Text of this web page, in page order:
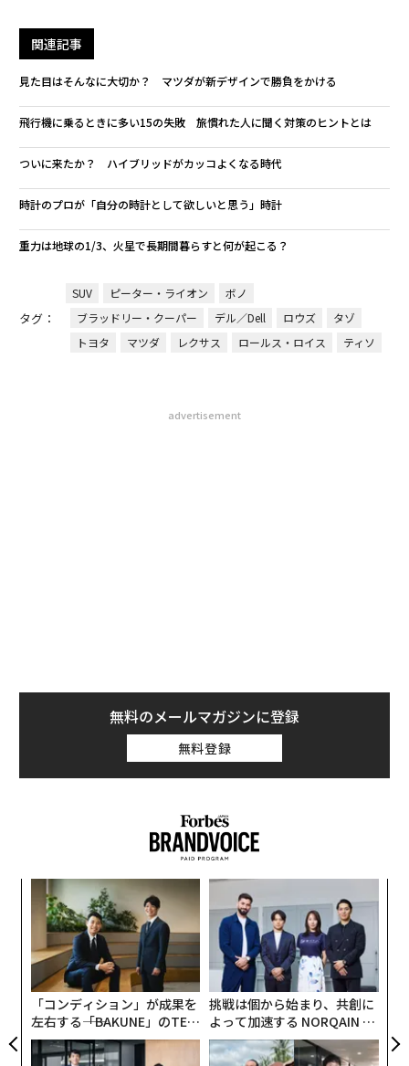
関連記事
見た目はそんなに大切か？ マツダが新デザインで勝負をかける
飛行機に乗るときに多い15の失敗 旅慣れた人に聞く対策のヒントとは
ついに来たか？ ハイブリッドがカッコよくなる時代
時計のプロが「自分の時計として欲しいと思う」時計
重力は地球の1/3、火星で長期間暮らすと何が起こる？
タグ：
SUV ピーター・ライオン
ボノ
ブラッドリー・クーパー
デル／Dell ロウズ
タゾ
トヨタ
マツダ レクサス ロールス・ロイス ティソ
advertisement
無料のメールマガジンに登録
無料登録
「コンディション」が成果を
左右する――「BAKUNE」のTEN
TIALが支える「挑戦者の明
日」
挑戦は個から始まり、共創に
よって加速する NORQAIN JA
PAN 特別座談会